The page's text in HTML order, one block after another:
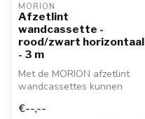
MORION
Afzetlint
wandcassette -
rood/zwart horizontaal
- 3 m
Met de MORION afzetlint
wandcassettes kunnen
snel en effe...
€--,--